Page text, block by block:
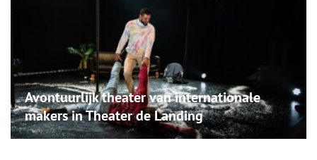
Avontuurlijk theater van internationale
makers in Theater de Landing